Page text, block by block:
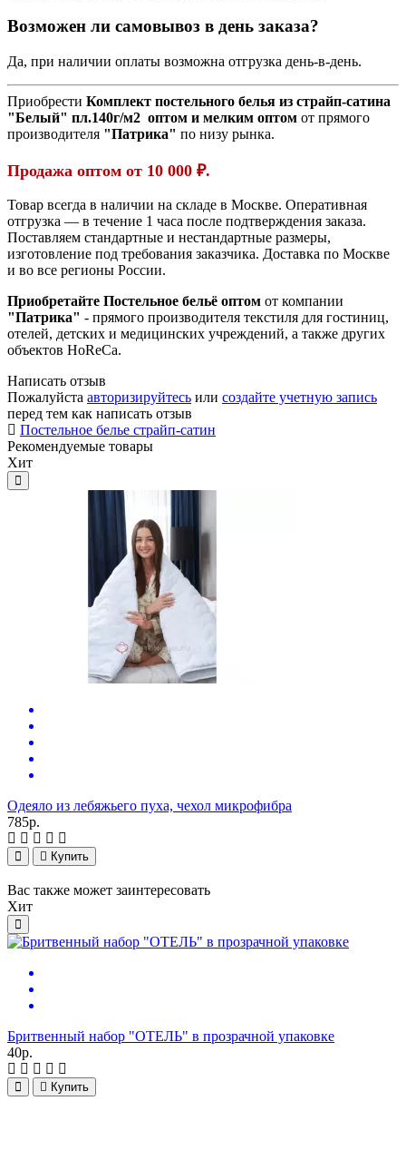
Возможен ли самовывоз в день заказа?
Да, при наличии оплаты возможна отгрузка день-в-день.
Приобрести Комплект постельного белья из страйп-сатина
"Белый" пл.140г/м2 оптом и мелким оптом от прямого
производителя "Патрика" по низу рынка.
Продажа оптом от 10 000 ₽.
Товар всегда в наличии на складе в Москве. Оперативная
отгрузка — в течение 1 часа после подтверждения заказа.
Поставляем стандартные и нестандартные размеры,
изготовление под требования заказчика. Доставка по Москве
и во все регионы России.
Приобретайте Постельное бельё оптом от компании
"Патрика" - прямого производителя текстиля для гостиниц,
отелей, детских и медицинских учреждений, а также других
объектов HoReCa.
Написать отзыв
Пожалуйста авторизируйтесь или создайте учетную запись
перед тем как написать отзыв
Постельное белье страйп-сатин
Рекомендуемые товары
Хит
Одеяло из лебяжьего пуха, чехол микрофибра
785р.
Купить
Вас также может заинтересовать
Хит
Бритвенный набор "ОТЕЛЬ" в прозрачной упаковке
40р.
Купить